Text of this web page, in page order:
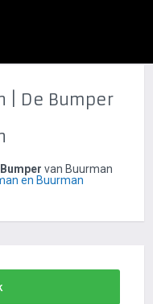
| De Bumper
Bumper van Buurman
en Buurman